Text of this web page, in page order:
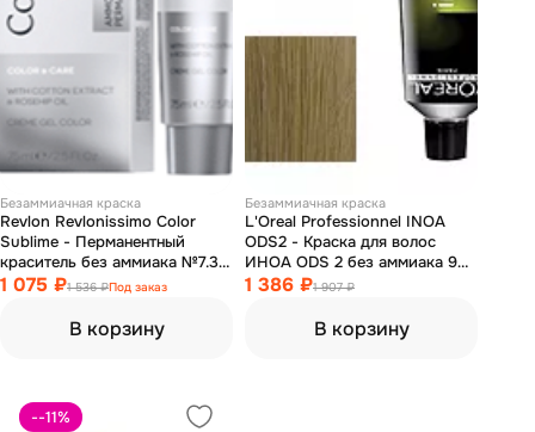
Безаммиачная краска
Revlon Revlonissimo Color
Sublime - Перманентный
краситель без аммиака №7.34
блонд золотисто-медный 75
1 075 ₽1 536 ₽Под заказ
В корзину
Безаммиачная краска
L'Oreal Professionnel INOA
ODS2 - Краска для волос
ИНОА ODS 2 без аммиака 9
очень светлый блондин 60 мл
1 386 ₽1 907 ₽
В корзину
--11%